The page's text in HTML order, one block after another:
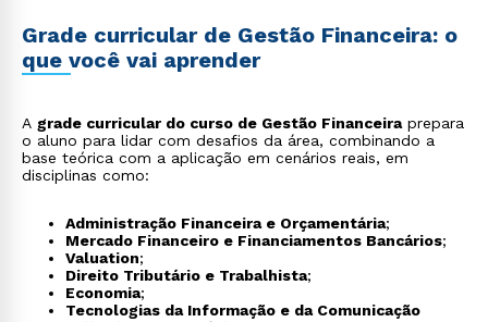
Grade curricular de Gestão Financeira: o
que você vai aprender
A grade curricular do curso de Gestão Financeiraprepara
o aluno para lidar com desafios da área, combinando a
base teórica com a aplicação em cenários reais, em
disciplinas como:
Administração Financeira e Orçamentária;
Mercado Financeiro e Financiamentos Bancários;
Valuation;
Direito Tributário e Trabalhista;
Economia;
Tecnologias da Informação e da Comunicação